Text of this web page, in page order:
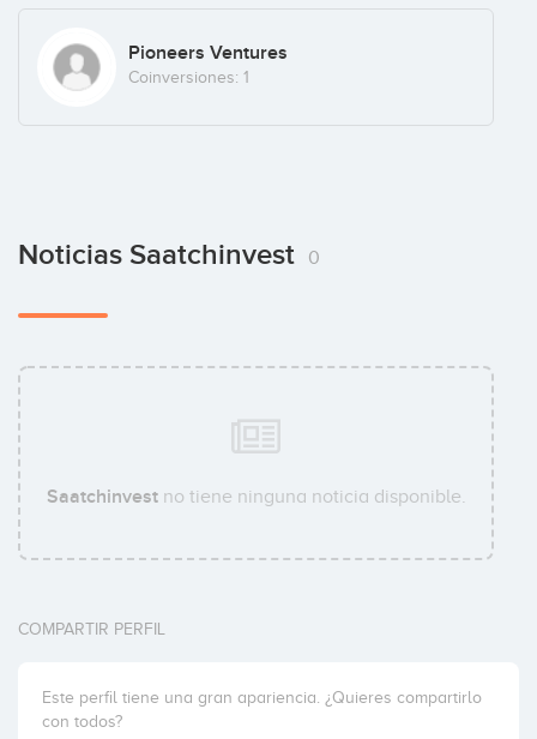
Pioneers Ventures
Coinversiones: 1
Noticias Saatchinvest 0
Saatchinvestno tiene ninguna noticia disponible.
COMPARTIR PERFIL
Este perfil tiene una gran apariencia. ¿Quieres compartirlo
con todos?